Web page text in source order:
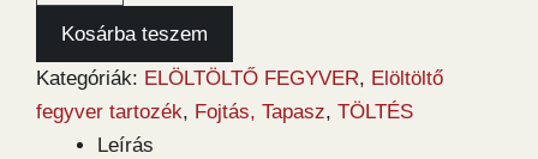
(cal
.44-.50)
mennyiség
Kosárba teszem
Kategóriák: ELÖLTÖLTŐ FEGYVER, Elöltöltő
fegyver tartozék, Fojtás, Tapasz, TÖLTÉS
Leírás